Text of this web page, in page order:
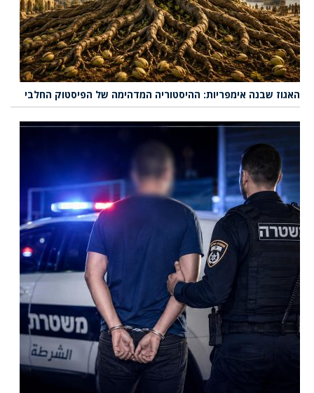
האגוז שבנה אימפריות: ההיסטוריה המדהימה של הפיסטוק החלבי